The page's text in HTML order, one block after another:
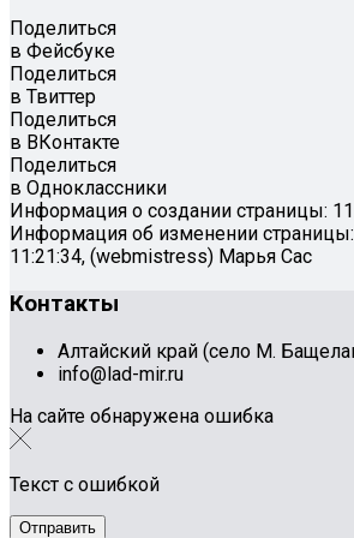
Поделиться
в Фейсбуке
Поделиться
в Твиттер
Поделиться
в ВКонтакте
Поделиться
в Одноклассники
Информация о создании страницы:
Информация об изменении
11:21:34, (webmistress) Марья Сас
Контакты
Алтайский край (село М.
info@lad-mir.ru
На сайте обнаружена ошибка
Текст с ошибкой